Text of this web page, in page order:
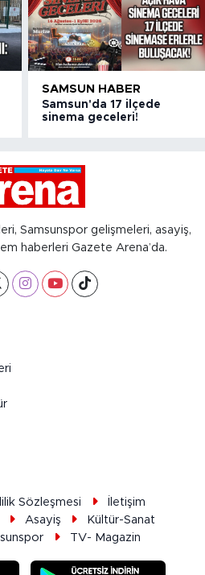
SAMSUN HABER
Samsun'da 17 ilçede
sinema geceleri!
Samsunspor gelişmeleri, asayiş,
haberleri Gazete Arena’da.
Sözleşmesi
İletişim
Asayiş
Kültür-Sanat
TV- Magazin